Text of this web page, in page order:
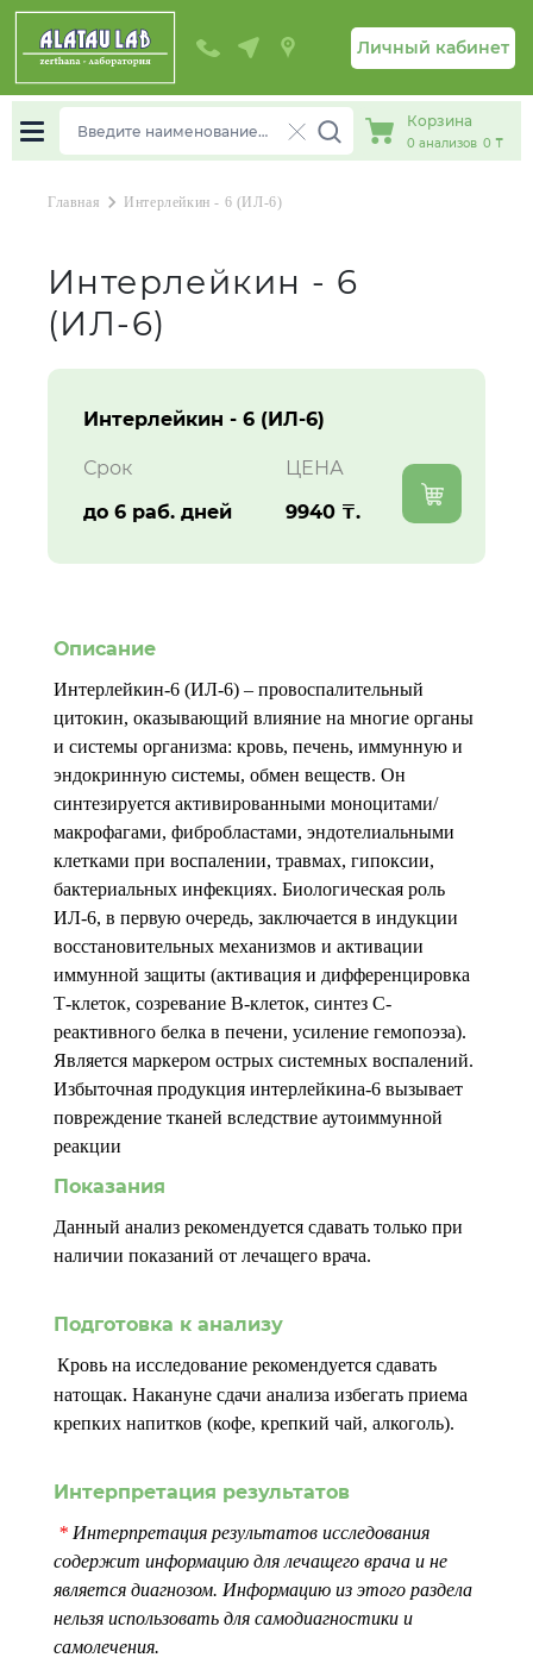
Личный кабинет
Корзина
0 анализов 0 ₸
Главная chevron_right Интерлейкин - 6 (ИЛ-6)
Интерлейкин - 6
(ИЛ-6)
Интерлейкин - 6 (ИЛ-6)
Срок
до 6 раб. дней
ЦЕНА
9940 ₸.
Описание
Интерлейкин-6 (ИЛ-6) – провоспалительный
цитокин, оказывающий влияние на многие органы
и системы организма: кровь, печень, иммунную и
эндокринную системы, обмен веществ. Он
синтезируется активированными моноцитами/
макрофагами, фибробластами, эндотелиальными
клетками при воспалении, травмах, гипоксии,
бактериальных инфекциях. Биологическая роль
ИЛ-6, в первую очередь, заключается в индукции
восстановительных механизмов и активации
иммунной защиты (активация и дифференцировка
Т-клеток, созревание В-клеток, синтез С-
реактивного белка в печени, усиление гемопоэза).
Является маркером острых системных воспалений.
Избыточная продукция интерлейкина-6 вызывает
повреждение тканей вследствие аутоиммунной
реакции
Показания
Данный анализ рекомендуется сдавать только при
наличии показаний от лечащего врача.
Подготовка к анализу
Кровь на исследование рекомендуется сдавать
натощак. Накануне сдачи анализа избегать приема
крепких напитков (кофе, крепкий чай, алкоголь).
Интерпретация результатов
* Интерпретация результатов исследования
содержит информацию для лечащего врача и не
является диагнозом. Информацию из этого раздела
нельзя использовать для самодиагностики и
самолечения.